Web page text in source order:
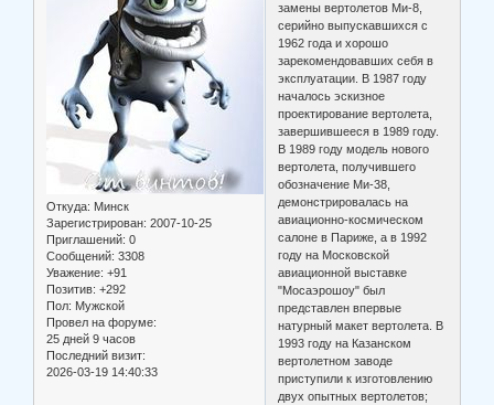
Откуда: Минск
Зарегистрирован: 2007-10-25
Приглашений: 0
Сообщений: 3308
Уважение: +91
Позитив: +292
Пол: Мужской
Провел на форуме:
25 дней 9 часов
Последний визит:
2026-03-19 14:40:33
замены вертолетов Ми-8,
серийно выпускавшихся с
1962 года и хорошо
зарекомендовавших себя в
эксплуатации. В 1987 году
началось эскизное
проектирование вертолета,
завершившееся в 1989 году.
В 1989 году модель нового
вертолета, получившего
обозначение Ми-38,
демонстрировалась на
авиационно-космическом
салоне в Париже, а в 1992
году на Московской
авиационной выставке
"Мосаэрошоу" был
представлен впервые
натурный макет вертолета. В
1993 году на Казанском
вертолетном заводе
приступили к изготовлению
двух опытных вертолетов;